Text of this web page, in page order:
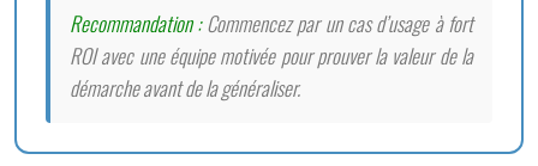
Recommandation :Commencez par un cas d’usage à fort
ROI avec une équipe motivée pour prouver la valeur de la
démarche avant de la généraliser.